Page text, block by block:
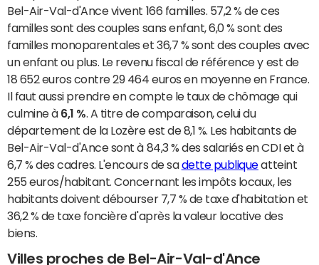
Bel-Air-Val-d'Ance vivent 166 familles. 57,2 % de ces
familles sont des couples sans enfant, 6,0 % sont des
familles monoparentales et 36,7 % sont des couples avec
un enfant ou plus. Le revenu fiscal de référence y est de
18 652 euros contre 29 464 euros en moyenne en France.
Il faut aussi prendre en compte le taux de chômage qui
culmine à 6,1 % . A titre de comparaison, celui du
département de la Lozère est de 8,1 %. Les habitants de
Bel-Air-Val-d'Ance sont à 84,3 % des salariés en CDI et à
6,7 % des cadres. L'encours de sadette publiqueatteint
255 euros/habitant. Concernant les impôts locaux, les
habitants doivent débourser 7,7 % de taxe d'habitation et
36,2 % de taxe foncière d'après la valeur locative des
biens.
Villes proches de Bel-Air-Val-d'Ance